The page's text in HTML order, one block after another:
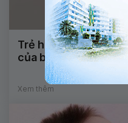
Trẻ ho, khản tiếng,
của bệnh sốt xuất
Xem thêm